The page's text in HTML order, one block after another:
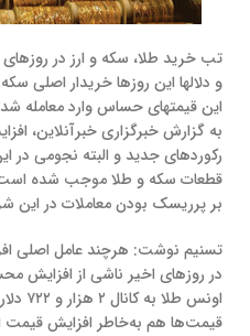
تب خرید طلا، سکه و ارز در
و دلالها این روزها خریدار اصلی
این قیمتهای حساس وارد معامله
به گزارش خبرگزاری خبرآنلاین،
رکوردهای جدید و البته نجومی در
قطعات سکه و طلا موجب شده است
بر پرریسک بودن معاملات در این
تسنیم نوشت: هرچند عامل اصلی
در روزهای اخیر ناشی از
اونس
قیمت‌ها هم به‌خاطر افزایش قیمت